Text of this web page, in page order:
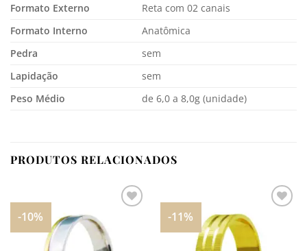
Formato Externo
Reta com 02 canais
Formato Interno
Anatômica
Pedra
sem
Lapidação
sem
Peso Médio
de 6,0 a 8,0g (unidade)
PRODUTOS RELACIONADOS
-10%
desejos
-11%
desejos